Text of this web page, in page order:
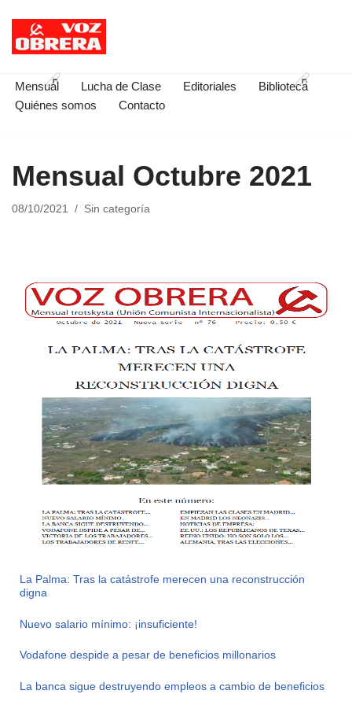
Saltar
contenido
Mensual Lucha de Clase Editoriales
Biblioteca
Quiénes somos
Contacto
Mensual Octubre 2021
08/10/2021 Sin categoría
La Palma: Tras la catástrofe merecen una reconstrucción
digna
Nuevo salario mínimo: ¡insuficiente!
Vodafone despide a pesar de beneficios millonarios
La banca sigue destruyendo empleos a cambio de beneficios